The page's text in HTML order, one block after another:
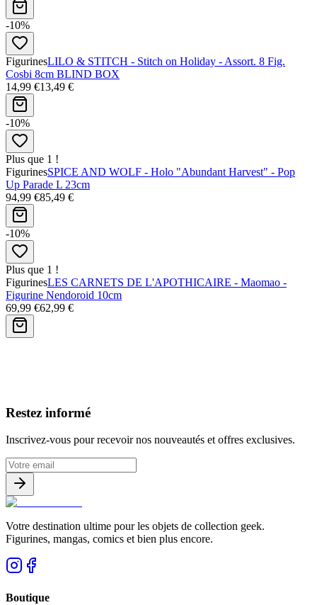
-10%
FigurinesLILO & STITCH - Stitch on Holiday - Assort. 8 Fig.
Cosbi 8cm BLIND BOX
14,99 €13,49 €
-10%
Plus que 1 !
FigurinesSPICE AND WOLF - Holo "Abundant Harvest" - Pop
Up Parade L 23cm
94,99 €85,49 €
-10%
Plus que 1 !
FigurinesLES CARNETS DE L'APOTHICAIRE - Maomao -
Figurine Nendoroid 10cm
69,99 €62,99 €
Restez informé
Inscrivez-vous pour recevoir nos nouveautés et offres exclusives.
Votre destination ultime pour les objets de collection geek.
Figurines, mangas, comics et bien plus encore.
Boutique